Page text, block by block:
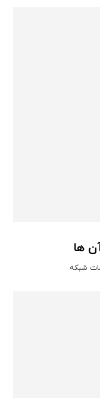
ها
شبکه